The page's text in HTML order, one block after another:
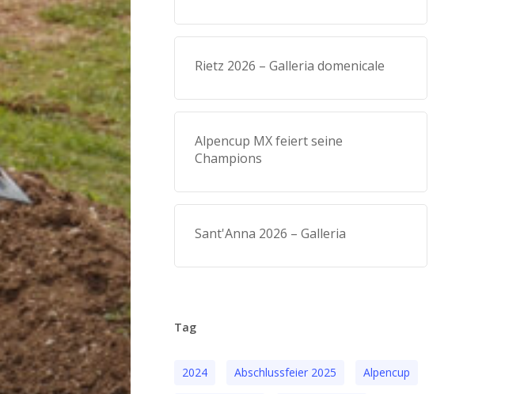
Rietz 2026 – Galleria domenicale
Alpencup MX feiert seine
Champions
Sant'Anna 2026 – Galleria
Tag
2024 Abschlussfeier 2025 Alpencup